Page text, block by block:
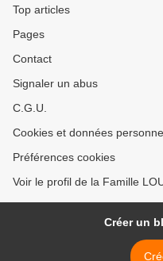
Top articles
Pages
Contact
Signaler un abus
C.G.U.
Cookies et données
Préférences cookies
Voir le profil de la Famille
Créer un